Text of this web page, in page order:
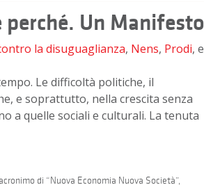
Un Manifesto
la disuguaglianza, Nens, Prodi, e
Le difficoltà politiche, il
e soprattutto, nella crescita senza
a quelle sociali e culturali. La tenuta
di “Nuova Economia Nuova Società”,